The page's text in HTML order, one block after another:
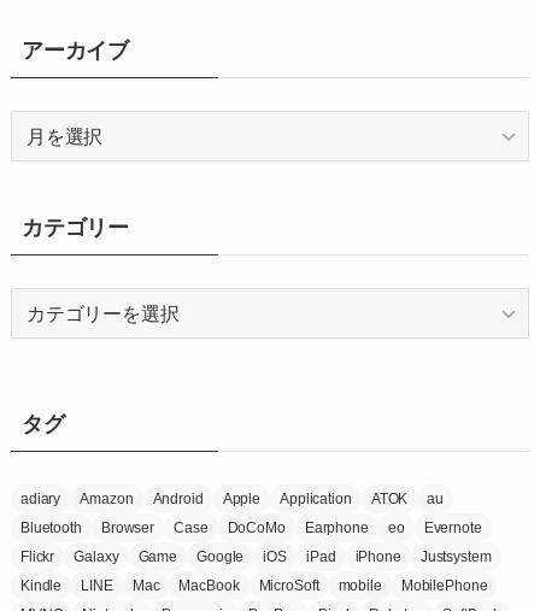
アーカイブ
ブ
カテゴリー
ータグ
adiary Amazon Android Apple Application ATOK
au
Bluetooth
Browser Case DoCoMo Earphone eo
Evernote
Flickr
Galaxy Game Google iOS iPad iPhone
Justsystem
Kindle
LINE Mac MacBook MicroSoft mobile
MobilePhone